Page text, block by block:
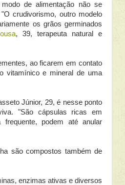
de alimentação não se
crudivorismo, outro modelo
os grãos germinados
, 39, terapeuta natural e
ao ficarem em contato
vitamínico e mineral de uma
Júnior, 29, é nesse ponto
"São cápsulas ricas em
podem até anular
são compostos também de
enzimas ativas e diversos